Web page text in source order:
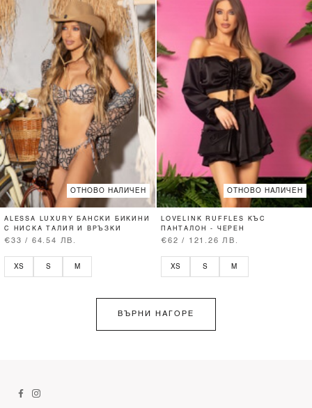
ОТНОВО НАЛИЧЕН
ALESSA LUXURY БАНСКИ БИКИНИ
С НИСКА ТАЛИЯ И ВРЪЗКИ
€33 / 64.54 ЛВ.
XS S M
ОТНОВО НАЛИЧЕН
LOVELINK RUFFLES КЪС
ПАНТАЛОН - ЧЕРЕН
€62 / 121.26 ЛВ.
XS S M
ВЪРНИ НАГОРЕ